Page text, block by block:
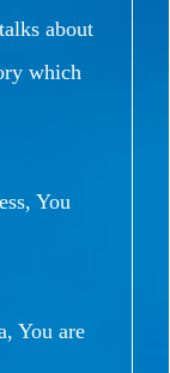
about
which
You
You are